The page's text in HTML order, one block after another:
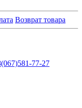
Возврат товара
77-27